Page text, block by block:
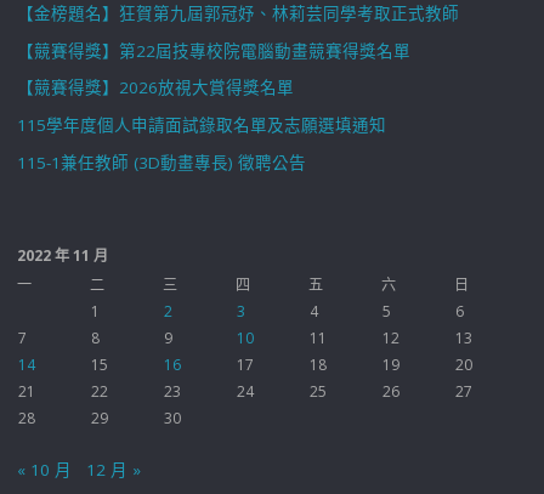
【金榜題名】狂賀第九屆郭冠妤、林莉芸同學考取正式教師
【競賽得獎】第22屆技專校院電腦動畫競賽得獎名單
【競賽得獎】2026放視大賞得獎名單
115學年度個人申請面試錄取名單及志願選填通知
115-1兼任教師 (3D動畫專長) 徵聘公告
2022 年 11 月
一
二 三 四 五 六
日
1
2 3 4 5
6
7
8 9 10 11 12
13
14
15 16 17 18 19
20
21
22 23 24 25 26
27
28
29 30
« 10 月 12 月 »